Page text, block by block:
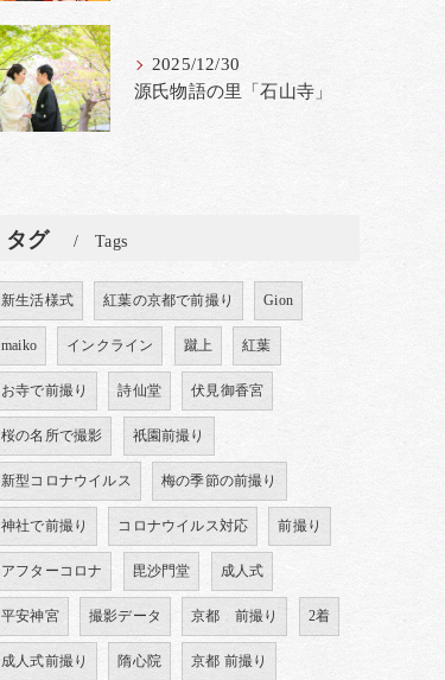
2025/12/30
源氏物語の里「石山寺」
タグ Tags
新生活様式 紅葉の京都で前撮り Gion
maiko インクライン 蹴上 紅葉
お寺で前撮り 詩仙堂 伏見御香宮
桜の名所で撮影 祇園前撮り
新型コロナウイルス 梅の季節の前撮り
神社で前撮り コロナウイルス対応 前撮り
アフターコロナ 毘沙門堂 成人式
平安神宮 撮影データ 京都 前撮り 2着
成人式前撮り 隋心院 京都 前撮り